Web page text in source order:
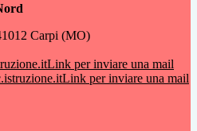
Carpi (MO)
Link per inviare una mail
Link per inviare una mail